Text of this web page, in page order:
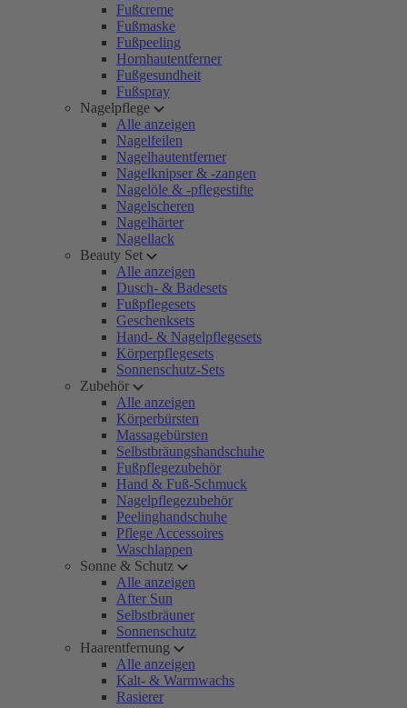
Fußcreme
Fußmaske
Fußpeeling
Hornhautentferner
Fußgesundheit
Fußspray
Nagelpflege
Alle anzeigen
Nagelfeilen
Nagelhautentferner
Nagelknipser & -zangen
Nagelöle & -pflegestifte
Nagelscheren
Nagelhärter
Nagellack
Beauty Set
Alle anzeigen
Dusch- & Badesets
Fußpflegesets
Geschenksets
Hand- & Nagelpflegesets
Körperpflegesets
Sonnenschutz-Sets
Zubehör
Alle anzeigen
Körperbürsten
Massagebürsten
Selbstbräungshandschuhe
Fußpflegezubehör
Hand & Fuß-Schmuck
Nagelpflegezubehör
Peelinghandschuhe
Pflege Accessoires
Waschlappen
Sonne & Schutz
Alle anzeigen
After Sun
Selbstbräuner
Sonnenschutz
Haarentfernung
Alle anzeigen
Kalt- & Warmwachs
Rasierer